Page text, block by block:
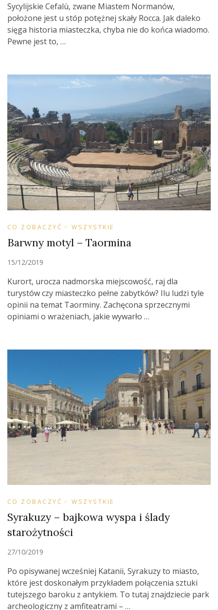
Sycylijskie Cefalù, zwane Miastem Normanów,
położone jest u stóp potężnej skały Rocca. Jak daleko
sięga historia miasteczka, chyba nie do końca wiadomo.
Pewne jest to, …
CO ZOBACZYĆ WSZYSTKIE
Barwny motyl – Taormina
15/12/2019
Kurort, urocza nadmorska miejscowość, raj dla
turystów czy miasteczko pełne zabytków? Ilu ludzi tyle
opinii na temat Taorminy. Zachęcona sprzecznymi
opiniami o wrażeniach, jakie wywarło …
CO ZOBACZYĆ WSZYSTKIE
Syrakuzy – bajkowa wyspa i ślady
starożytności
27/10/2019
Po opisywanej wcześniej Katanii, Syrakuzy to miasto,
które jest doskonałym przykładem połączenia sztuki
tutejszego baroku z antykiem. To tutaj znajdziecie park
archeologiczny z amfiteatrami – …